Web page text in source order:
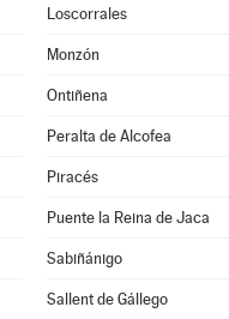
Loscorrales
Monzón
Ontiñena
Peralta de Alcofea
Piracés
Puente la Reina de Jaca
Sabiñánigo
Sallent de Gállego